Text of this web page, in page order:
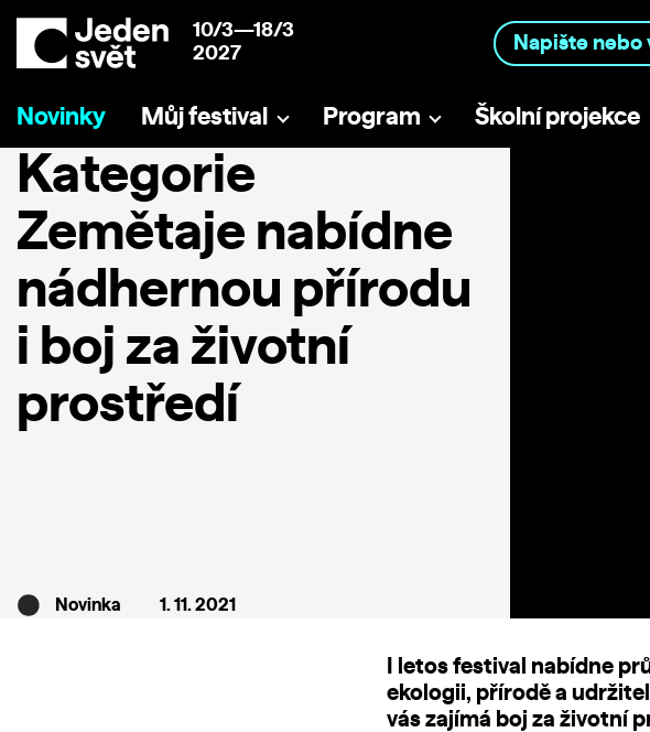
10/3—18/3
2027
Novinky Můj festival Program Školní projekce
Kategorie
Zemětaje nabídne
nádhernou přírodu
i boj za životní
prostředí
Novinka 1. 11. 2021
I letos festival nabídne
ekologii, přírodě a
vás zajímá boj za životní